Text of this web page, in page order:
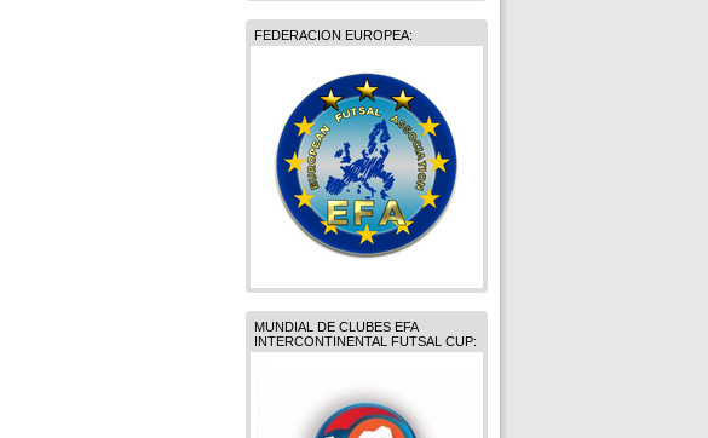
FEDERACION EUROPEA:
MUNDIAL DE CLUBES EFA
INTERCONTINENTAL FUTSAL CUP: